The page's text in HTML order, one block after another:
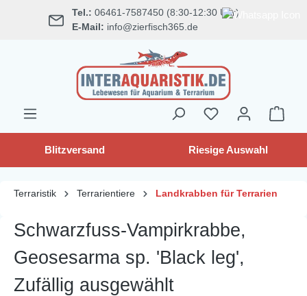
springen Tel.: 06461-7587450 (8:30-12:30 Uhr)
E-Mail: info@zierfisch365.de
Blitzversand Riesige Auswahl
Terraristik Terrarientiere Landkrabben für Terrarien
Schwarzfuss-Vampirkrabbe,
Geosesarma sp. 'Black leg',
Zufällig ausgewählt